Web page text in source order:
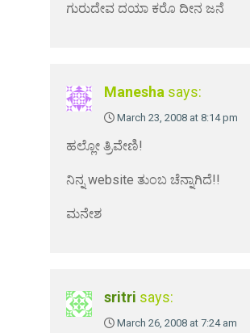
ಗುರುದೇವ ದಯಾ ಕರೊ ದೀನ ಜನೆ
Manesha says:
March 23, 2008 at 8:14 pm
ಹಲ್ಲೋ ತ್ರಿವೇಣಿ!
ನಿನ್ನ website ತುಂಬ ಚೆನ್ನಾಗಿದೆ!!
ಮನೇಶ
sritri says:
March 26, 2008 at 7:24 am